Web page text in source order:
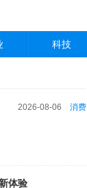
科技
2026-08-06 消费
体验